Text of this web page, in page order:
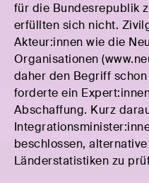
für die Bundesrepublik
erfüllten sich nicht.
Akteur:innen wie die
Organisationen
daher den Begriff
forderte ein
Abschaffung. Kurz
beschlossen,
Länderstatistiken zu